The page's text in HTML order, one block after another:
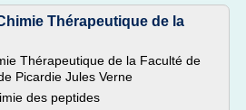
Thérapeutique de la
Thérapeutique de la Faculté de
Picardie Jules Verne
des peptides